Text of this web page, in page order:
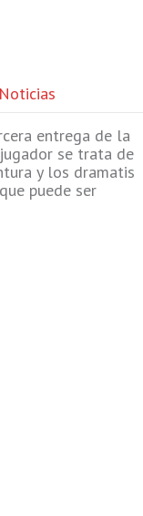
Noticias
entrega de la
se trata de
y los dramatis
puede ser